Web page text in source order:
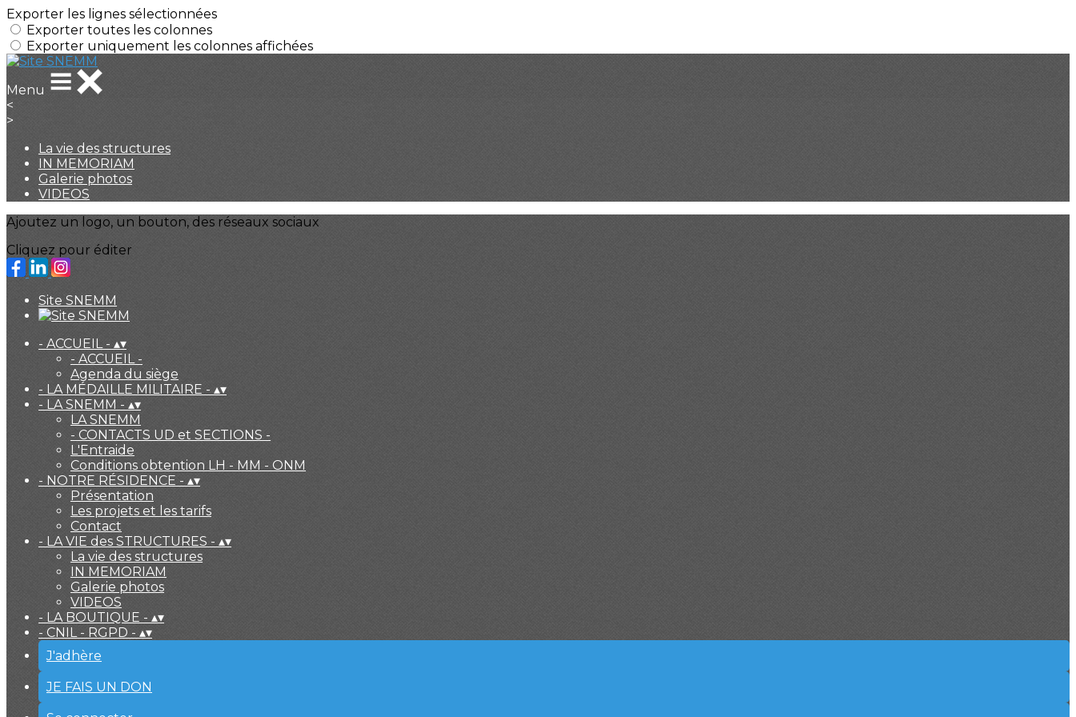
Exporter les lignes sélectionnées
Exporter toutes les colonnes
Exporter uniquement les colonnes affichées
Menu
<
>
La vie des structures
IN MEMORIAM
Galerie photos
VIDEOS
Ajoutez un logo, un bouton, des réseaux sociaux
Cliquez pour éditer
Site SNEMM
- ACCUEIL - ▴▾
- ACCUEIL -
Agenda du siège
- LA MÉDAILLE MILITAIRE - ▴▾
- LA SNEMM - ▴▾
LA SNEMM
- CONTACTS UD et SECTIONS -
L'Entraide
Conditions obtention LH - MM - ONM
- NOTRE RÉSIDENCE - ▴▾
Présentation
Les projets et les tarifs
Contact
- LA VIE des STRUCTURES - ▴▾
La vie des structures
IN MEMORIAM
Galerie photos
VIDEOS
- LA BOUTIQUE - ▴▾
- CNIL - RGPD - ▴▾
J'adhère
JE FAIS UN DON